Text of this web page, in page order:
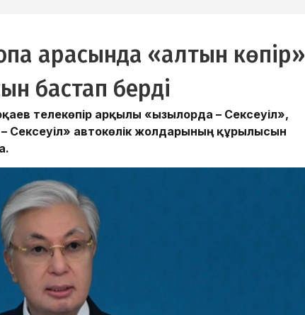
арасында «алтын көпір»
бастап берді
телекөпір арқылы «Қызылорда – Сексеуіл»,
Сексеуіл» автокөлік жолдарының құрылысын